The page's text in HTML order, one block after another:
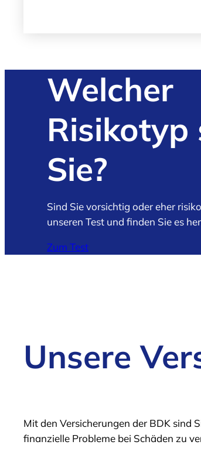
Welcher
Risikotyp
Sie?
Sind Sie vorsichtig oder eher
unseren Test und finden Sie es
Zum Test
Unsere
Mit den Versicherungen der BDK sind
finanzielle Probleme bei Schäden zu